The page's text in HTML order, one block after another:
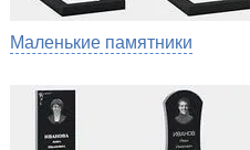
Маленькие памятники